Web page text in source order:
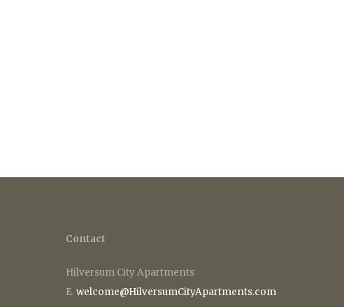
Contact
Hilversum City Apartments
E.welcome@HilversumCityApartments.com